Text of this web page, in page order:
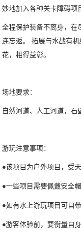
妙地加入各种关卡障碍项
全程保护装备不离身，在
连忘返。 拓展与水战有
花，相得益彰。
场地要求：
自然河道、人工河道，石
游玩注意事项：
●该项目为户外项目，受
●一些项目需要佩戴安全
●如有水上游玩项目可自
●游客体验前，要衡量自